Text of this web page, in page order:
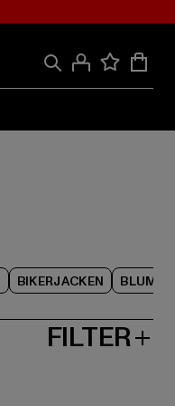
BIKERJACKEN
FILTER